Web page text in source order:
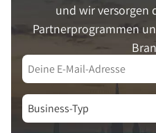
und wir versorgen
Partnerprogrammen